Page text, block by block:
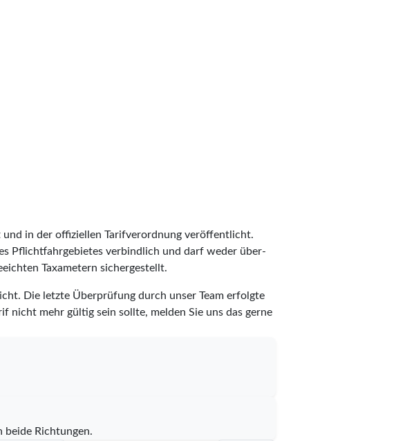
in der offiziellen Tarifverordnung veröffentlicht.
Pflichtfahrgebietes verbindlich und darf weder über-
Taxametern sichergestellt.
Die letzte Überprüfung durch unser Team erfolgte
nicht mehr gültig sein sollte, melden Sie uns das gerne
beide Richtungen.